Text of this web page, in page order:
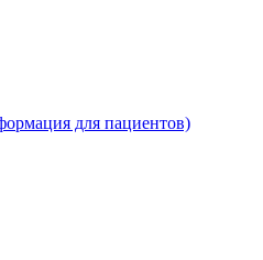
для пациентов)